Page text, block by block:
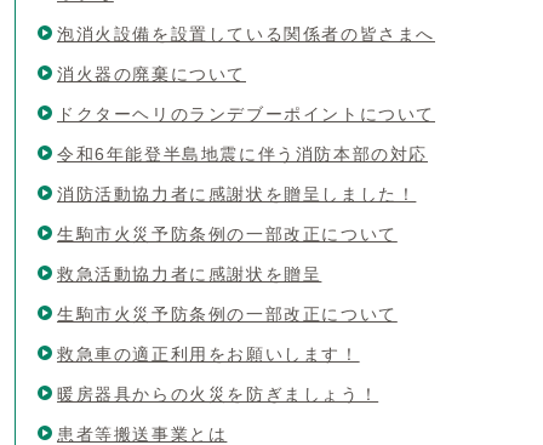
泡消火設備を設置している関係者の皆さまへ
消火器の廃棄について
ドクターヘリのランデブーポイントについて
令和6年能登半島地震に伴う消防本部の対応
消防活動協力者に感謝状を贈呈しました！
生駒市火災予防条例の一部改正について
救急活動協力者に感謝状を贈呈
生駒市火災予防条例の一部改正について
救急車の適正利用をお願いします！
暖房器具からの火災を防ぎましょう！
患者等搬送事業とは